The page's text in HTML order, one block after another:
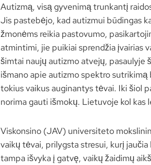
Autizmą, visą gyvenimą trunkantį
Jis pastebėjo, kad autizmui būdingas
žmonėms reikia pastovumo,
atmintimi, jie puikiai sprendžia įvairias
šimtai naujų autizmo atvejų, pasaulyje
išmano apie autizmo spektro
tokius vaikus auginantys tėvai. Iki šiol
norima gauti išmokų. Lietuvoje kol kas
Viskonsino (JAV) universiteto
vaikų tėvai, prilygsta stresui, kurį
tampa išvyka į gatvę, vaikų žaidimų